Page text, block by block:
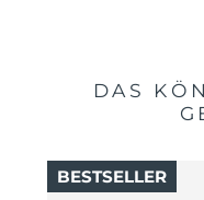
DAS
BESTSELLER